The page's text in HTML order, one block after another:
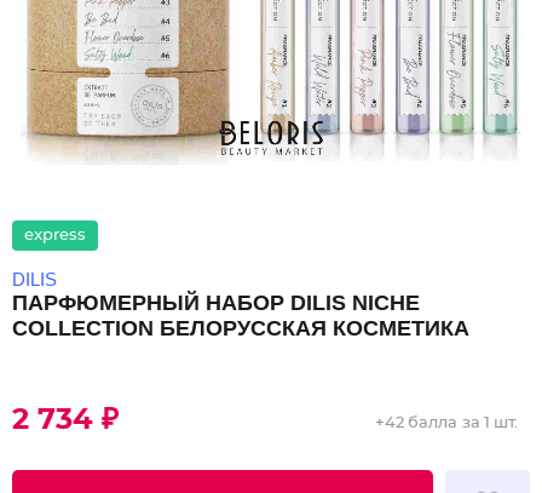
express
DILIS
ПАРФЮМЕРНЫЙ НАБОР DILIS NICHE
COLLECTION БЕЛОРУССКАЯ КОСМЕТИКА
2 734 ₽ +42 балла за 1 шт.